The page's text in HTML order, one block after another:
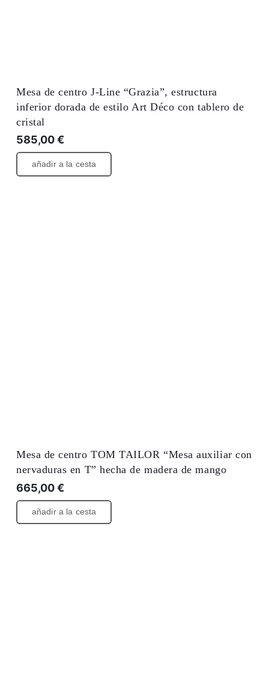
Mesa de centro J-Line “Grazia”, estructura
inferior dorada de estilo Art Déco con tablero de
cristal
585,00€
añadir a la cesta
Mesa de centro TOM TAILOR “Mesa auxiliar con
nervaduras en T” hecha de madera de mango
665,00€
añadir a la cesta